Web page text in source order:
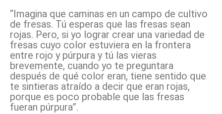
“Imagina que caminas en un campo de cultivo
de fresas. Tú esperas que las fresas sean
rojas. Pero, si yo lograr crear una variedad de
fresas cuyo color estuviera en la frontera
entre rojo y púrpura y tú las vieras
brevemente, cuando yo te preguntara
después de qué color eran, tiene sentido que
te sintieras atraído a decir que eran rojas,
porque es poco probable que las fresas
fueran púrpura”.